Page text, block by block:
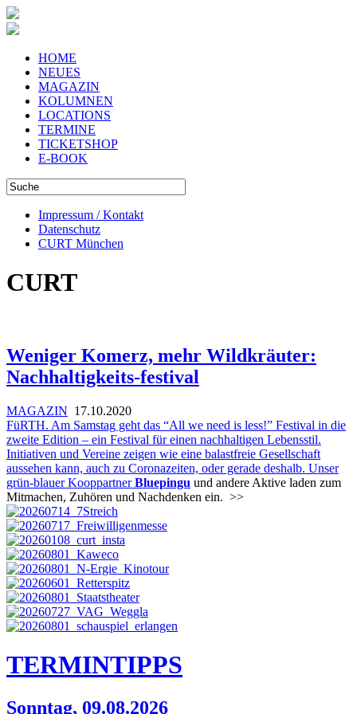
HOME
NEUES
MAGAZIN
KOLUMNEN
LOCATIONS
TERMINE
TICKETSHOP
E-BOOK
Impressum / Kontakt
Datenschutz
CURT München
CURT
Weniger Komerz, mehr Wildkräuter:
Nachhaltigkeits-festival
MAGAZIN 17.10.2020
FüRTH. Am Samstag geht das “All we need is less!” Festival in die
zweite Edition – ein Festival für einen nachhaltigen Lebensstil.
Initiativen und Vereine zeigen wie eine balastfreie Gesellschaft
aussehen kann, auch zu Coronazeiten, oder gerade deshalb. Unser
grün-blauer KooppartnerBluepingu und andere Aktive laden zum
Mitmachen, Zuhören und Nachdenken ein. >>
TERMINTIPPS
Sonntag, 09.08.2026